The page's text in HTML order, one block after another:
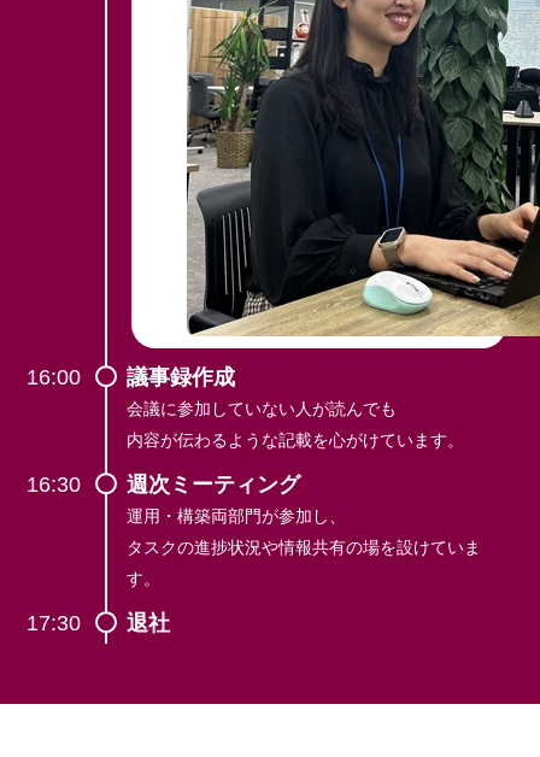
16:00 議事録作成
会議に参加していない人が読んでも
内容が伝わるような記載を心がけています。
16:30 週次ミーティング
運用・構築両部門が参加し、
タスクの進捗状況や情報共有の場を設けていま
す。
17:30 退社